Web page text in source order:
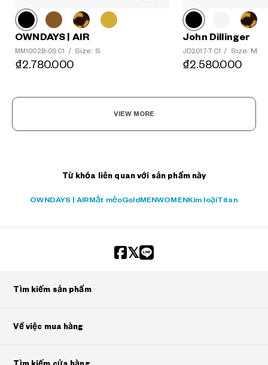
OWNDAYS | AIR
MM1002B-0S C1 / Size: S
₫2.780.000
John Dillinger
JD2017-T C1 / Size: M
₫2.580.000
VIEW MORE
Từ khóa liên quan với sản phẩm này
OWNDAYS | AIR Mắt mèoGold MENWOMEN Kim loạiTitan
Tìm kiếm sản phẩm
Về việc mua hàng